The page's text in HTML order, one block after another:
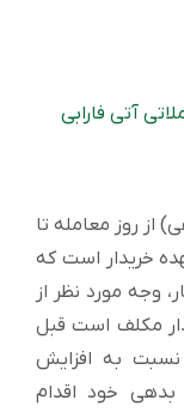
آتی فارابی
هر گواهی) از روز معامله تا
خریدار است که
وجه مورد نظر از
مکلف است قبل
نسبت به افزایش
بدهی خود اقدام